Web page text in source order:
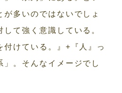
が多いのではないでしょ
て強く意識している。
付けている。』+『人』っ
」。そんなイメージでし